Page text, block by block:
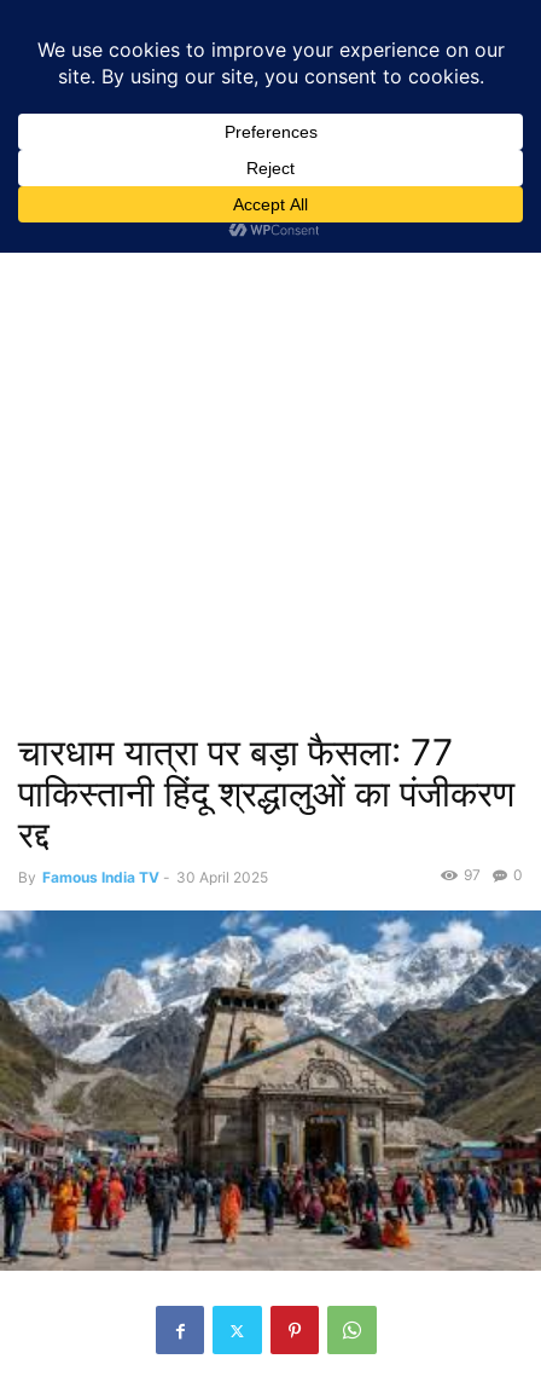
पंजीकरण रद्द
चारधाम यात्रा पर बड़ा फैसला: 77
पाकिस्तानी हिंदू श्रद्धालुओं का पंजीकरण
रद्द
By Famous India TV - 30 April 2025 0
97